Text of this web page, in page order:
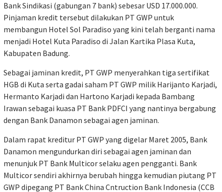
Bank Sindikasi (gabungan 7 bank) sebesar USD 17.000.000.
Pinjaman kredit tersebut dilakukan PT GWP untuk
membangun Hotel Sol Paradiso yang kini telah berganti nama
menjadi Hotel Kuta Paradiso di Jalan Kartika Plasa Kuta,
Kabupaten Badung.
Sebagai jaminan kredit, PT GWP menyerahkan tiga sertifikat
HGB di Kuta serta gadai saham PT GWP milik Harijanto Karjadi,
Hermanto Karjadi dan Hartono Karjadi kepada Bambang
Irawan sebagai kuasa PT Bank PDFCI yang nantinya bergabung
dengan Bank Danamon sebagai agen jaminan.
Dalam rapat kreditur PT GWP yang digelar Maret 2005, Bank
Danamon mengundurkan diri sebagai agen jaminan dan
menunjuk PT Bank Multicor selaku agen pengganti. Bank
Multicor sendiri akhirnya berubah hingga kemudian piutang PT
GWP dipegang PT Bank China Cntruction Bank Indonesia (CCB